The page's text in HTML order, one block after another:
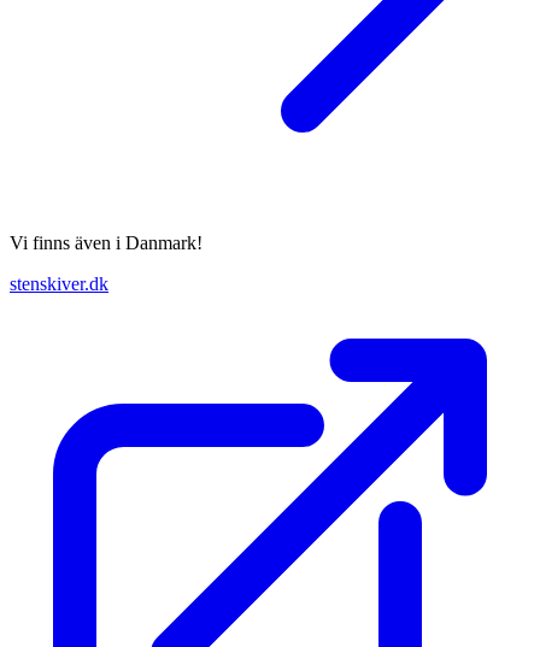
Vi finns även i Danmark!
stenskiver.dk